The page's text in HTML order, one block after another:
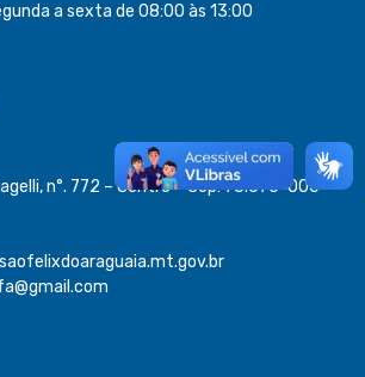
a sexta de 08:00 às 13:00
n°. 772 – Centro – Cep: 78.670-000